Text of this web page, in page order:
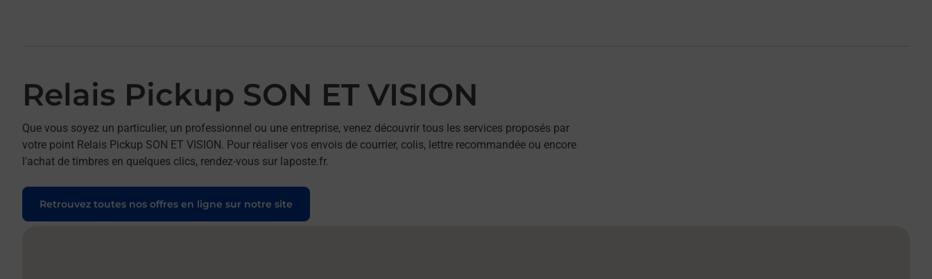
Relais Pickup SON ET VISION
Que vous soyez un particulier, un professionnel ou une entreprise, venez découvrir tous les services proposés par
votre point Relais Pickup SON ET VISION. Pour réaliser vos envois de courrier, colis, lettre recommandée ou encore
l'achat de timbres en quelques clics, rendez-vous sur laposte.fr.
Retrouvez toutes nos offres en ligne sur notre site